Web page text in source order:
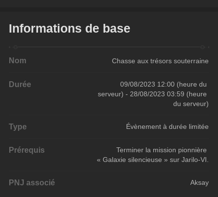
Informations de base
Nom Chasse aux trésors souterraine
Durée
09/08/2023 12:00 (heure du
serveur) - 28/08/2023 03:59 (heure
du serveur)
Type Évènement à durée limitée
Prérequis
Terminer la mission pionnière
« Galaxie silencieuse » sur Jarilo-VI.
PNJ associé Aksay